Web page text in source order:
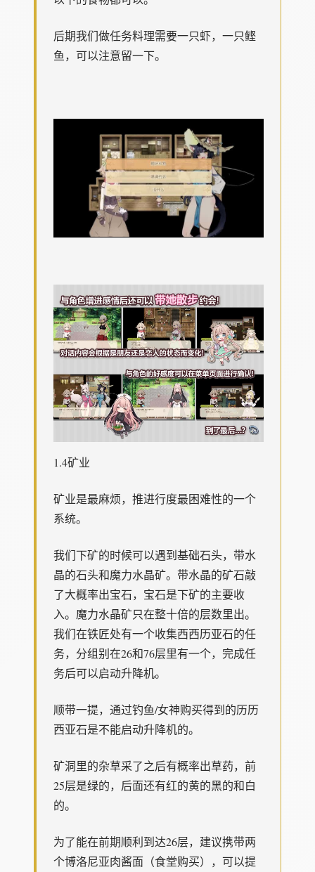
后期我们做任务料理需要一只虾，一只鲣
鱼，可以注意留一下。
1.4矿业
矿业是最麻烦，推进行度最困难性的一个
系统。
我们下矿的时候可以遇到基础石头，带水
晶的石头和魔力水晶矿。带水晶的矿石敲
了大概率出宝石，宝石是下矿的主要收
入。魔力水晶矿只在整十倍的层数里出。
我们在铁匠处有一个收集西西历亚石的任
务，分组别在26和76层里有一个，完成任
务后可以启动升降机。
顺带一提，通过钓鱼/女神购买得到的历历
西亚石是不能启动升降机的。
矿洞里的杂草采了之后有概率出草药，前
25层是绿的，后面还有红的黄的黑的和白
的。
为了能在前期顺利到达26层，建议携带两
个博洛尼亚肉酱面（食堂购买），可以提